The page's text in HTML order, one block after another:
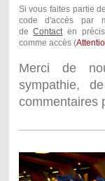
Si vous faites partie
code d'accès par
deContacten
comme accès (
Merci de
sympathie,
commentaires